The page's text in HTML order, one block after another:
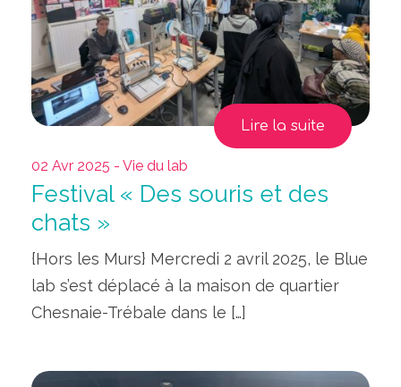
Lire la suite
02 Avr 2025 - Vie du lab
Festival « Des souris et des
chats »
{Hors les Murs} Mercredi 2 avril 2025, le Blue
lab s’est déplacé à la maison de quartier
Chesnaie-Trébale dans le […]